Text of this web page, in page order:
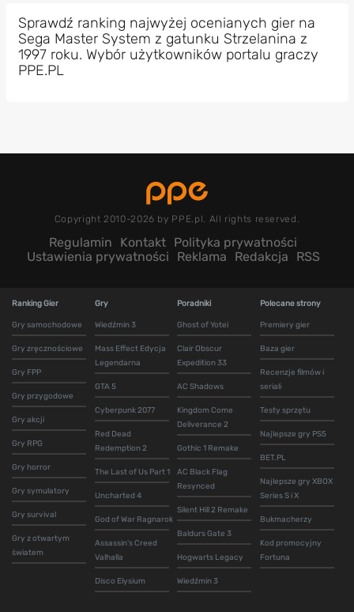
Sprawdź ranking najwyżej ocenianych gier na
Sega Master System z gatunku Strzelanina z
1997 roku. Wybór użytkowników portalu graczy
PPE.PL
Copyright 2010-2026 by PPE.pl. All rights reserved.
Regulamin Kontakt Polityka prywatności
Ustawienia prywatności
Reklama Redakcja RSS
Ranking Gier
Gry samochodowe
Gry zręcznościowe
Gry FPP
Gry przygodowe
Gry akcji
Gry RPG
Gry horror
Gry symulatory
Gry survival
Gry z otwartym
światem
Gry
Wiedźmin 3
Mass Effect Edycja
Legendarna
GTA 5
Cyberpunk 2077
Red Dead
Redemption 2
The Last of Us Part 1
Uncharted 4
God of War Ragnarok
Assassin's Creed
Valhalla
Disco Elysium
Poradniki
Ghost of Yotei
Clair Obscur
Expedition 33
AC Shadows
Kingdom Come
Deliverance 2
Gothic 1 Remake
AC Black Flag
Resynced
Silent Hill 2 Remake
Baldurs Gate 3
Hogwarts Legacy
Wiedźmin 3
Polecane strony
Premiery gier
Baza gier
Recenzje filmów i
seriali
Testy sprzętu
Najlepsze gry PS5
BET.PL
Najlepsze gry XBOX
Series S i X
Bukmacherzy
Kod promocyjny
Fortuna